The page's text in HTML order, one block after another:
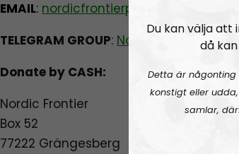
EMAIL:
TELEGRAM GROUP: Nordic Frontier
Donate by CASH:
Nordic Frontier
Box 52
77222 Grängesberg
Du kan välja
då
Detta är
konstigt eller
samlar,